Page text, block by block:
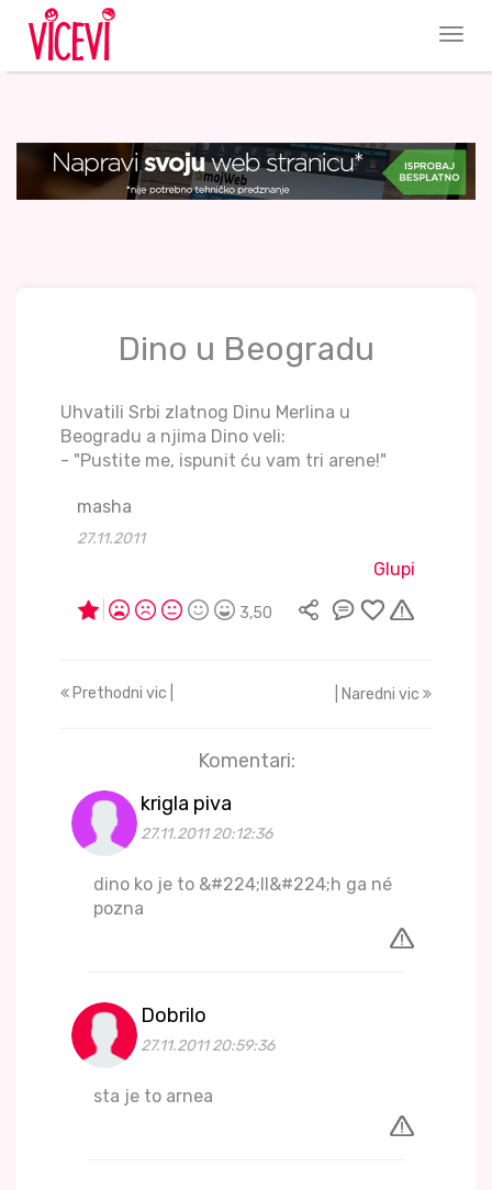
Dino u Beogradu
Uhvatili Srbi zlatnog Dinu Merlina u
Beogradu a njima Dino veli:
- "Pustite me, ispunit ću vam tri arene!"
masha
27.11.2011
Glupi
3,50
Prethodni vic | | Naredni vic
Komentari:
krigla piva
27.11.2011 20:12:36
dino ko je to &#224;ll&#224;h ga né
pozna
Dobrilo
27.11.2011 20:59:36
sta je to arnea